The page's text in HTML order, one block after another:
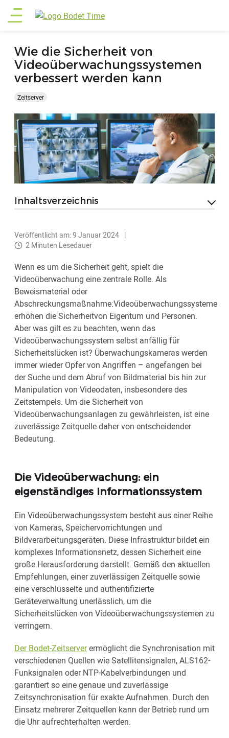
Direkt
zumMain
Wie die Sicherheit von
Videoüberwachungssystemen
verbessert werden kann
Zeitserver
Veröffentlicht am: 9 Januar 2024
2 Minuten Lesedauer
Wenn es um die Sicherheit geht, spielt die
Videoüberwachung eine zentrale Rolle. Als
Beweismaterial oder
Abschreckungsmaßnahme:Videoüberwachungssysteme
erhöhen die Sicherheitvon Eigentum und Personen.
Aber was gilt es zu beachten, wenn das
Videoüberwachungssystem selbst anfällig für
Sicherheitslücken ist? Überwachungskameras werden
immer wieder Opfer von Angriffen – angefangen bei
der Suche und dem Abruf von Bildmaterial bis hin zur
Manipulation von Videodaten, insbesondere des
Zeitstempels. Um die Sicherheit von
Videoüberwachungsanlagen zu gewährleisten, ist eine
zuverlässige Zeitquelle daher von entscheidender
Bedeutung.
Die Videoüberwachung: ein
eigenständiges Informationssystem
Ein Videoüberwachungssystem besteht aus einer Reihe
von Kameras, Speichervorrichtungen und
Bildverarbeitungsgeräten. Diese Infrastruktur bildet ein
komplexes Informationsnetz, dessen Sicherheit eine
große Herausforderung darstellt. Gemäß den aktuellen
Empfehlungen, einer zuverlässigen Zeitquelle sowie
eine verschlüsselte und authentifizierte
Geräteverwaltung unerlässlich, um die
Sicherheitslücken von Videoüberwachungssystemen zu
verringern.
Der Bodet-Zeitserverermöglicht die Synchronisation mit
verschiedenen Quellen wie Satellitensignalen, ALS162-
Funksignalen oder NTP-Kabelverbindungen und
garantiert so eine genaue und zuverlässige
Zeitsynchronisation für exakte Aufnahmen. Durch den
Einsatz mehrerer Zeitquellen kann der Betrieb rund um
die Uhr aufrechterhalten werden.
Inhaltsverzeichnis